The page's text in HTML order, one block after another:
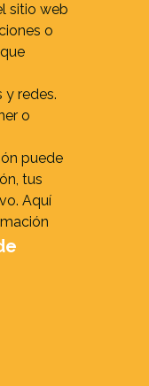
sitio web
o
redes.
o
puede
tus
Aquí